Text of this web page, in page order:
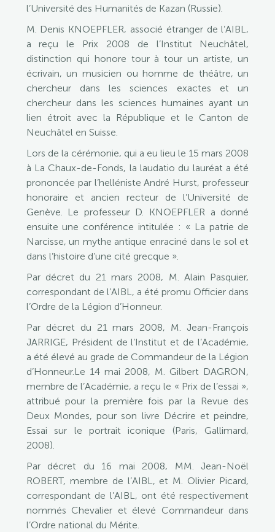
l’Université des Humanités de Kazan (Russie).
M. Denis KNOEPFLER, associé étranger de l’AIBL,
a reçu le Prix 2008 de l’Institut Neuchâtel,
distinction qui honore tour à tour un artiste, un
écrivain, un musicien ou homme de théâtre, un
chercheur dans les sciences exactes et un
chercheur dans les sciences humaines ayant un
lien étroit avec la République et le Canton de
Neuchâtel en Suisse.
Lors de la cérémonie, qui a eu lieu le 15 mars 2008
à La Chaux-de-Fonds, la laudatio du lauréat a été
prononcée par l’helléniste André Hurst, professeur
honoraire et ancien recteur de l’Université de
Genève. Le professeur D. KNOEPFLER a donné
ensuite une conférence intitulée : « La patrie de
Narcisse, un mythe antique enraciné dans le sol et
dans l’histoire d’une cité grecque ».
Par décret du 21 mars 2008, M. Alain Pasquier,
correspondant de l’AIBL, a été promu Officier dans
l’Ordre de la Légion d’Honneur.
Par décret du 21 mars 2008, M. Jean-François
JARRIGE, Président de l’Institut et de l’Académie,
a été élevé au grade de Commandeur de la Légion
d’Honneur.Le 14 mai 2008, M. Gilbert DAGRON,
membre de l’Académie, a reçu le « Prix de l’essai »,
attribué pour la première fois par la Revue des
Deux Mondes, pour son livre Décrire et peindre,
Essai sur le portrait iconique (Paris, Gallimard,
2008).
Par décret du 16 mai 2008, MM. Jean-Noël
ROBERT, membre de l’AIBL, et M. Olivier Picard,
correspondant de l’AIBL, ont été respectivement
nommés Chevalier et élevé Commandeur dans
l’Ordre national du Mérite.